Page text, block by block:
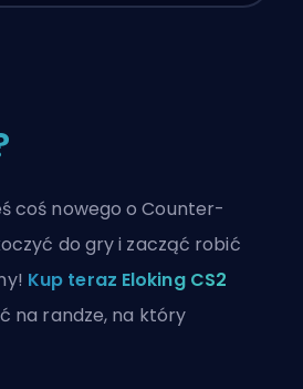
coś nowego o Counter-
do gry i zacząć robić
Kup teraz Eloking CS2
na randze, na który